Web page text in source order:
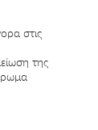
στις
της